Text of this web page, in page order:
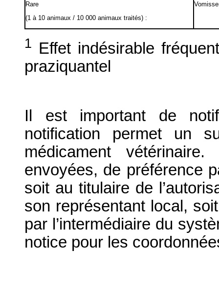
Rare
(1 à 10 animaux / 10 000 animaux traités) :
1 Effet indésirable
praziquantel
Il est important de
notification permet un
médicament
envoyées, de préférence
soit au titulaire de
son représentant local,
par l’intermédiaire du
notice pour les